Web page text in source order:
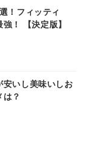
！フィッティ
！ 【決定版】
安いし美味いしお
？